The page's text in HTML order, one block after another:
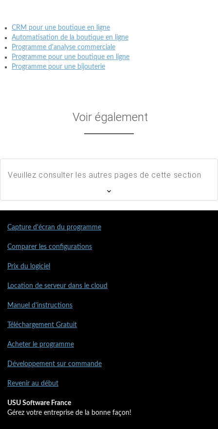
CRM pour une boutique en ligne
Automatisation de la boutique en ligne
Programme d'analyse commerciale
Programme pour une boutique en ligne
Programme pour une bijouterie
Voir également
Veuillez consulter les autres pages de cette section
Capture d'écran du programme
Comparer les configurations
Prix du logiciel
Location de serveur dans le cloud
Manuel d'instructions
Téléchargement Gratuit
Acheter le programme
Développement sur commande
Revenir au début
USU Software France
Gérez votre entreprise de la bonne façon!